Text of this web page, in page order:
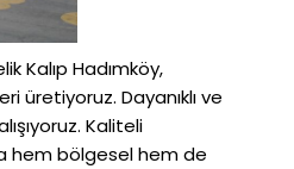
Kalıp Hadımköy,
üretiyoruz. Dayanıklı ve
Kaliteli
hem bölgesel hem de